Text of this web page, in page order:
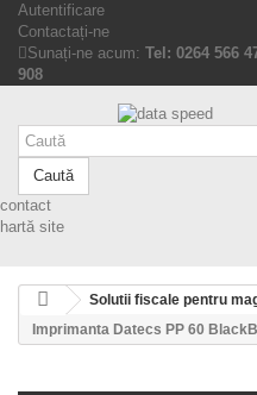
Autentificare
Contactați-ne
Sunați-ne acum: Tel: 0264 566
908
Caută
contact
hartă site
Solutii fiscale pentru
Imprimanta Datecs PP 60